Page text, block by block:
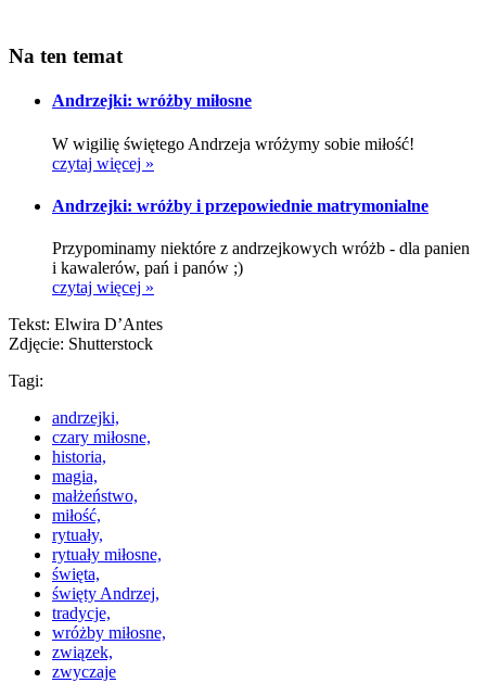
Na ten temat
Andrzejki: wróżby miłosne
W wigilię świętego Andrzeja wróżymy sobie miłość!
czytaj więcej »
Andrzejki: wróżby i przepowiednie matrymonialne
Przypominamy niektóre z andrzejkowych wróżb - dla panien
i kawalerów, pań i panów ;)
czytaj więcej »
Tekst: Elwira D’Antes
Zdjęcie: Shutterstock
Tagi:
andrzejki,
czary miłosne,
historia,
magia,
małżeństwo,
miłość,
rytuały,
rytuały miłosne,
święta,
święty Andrzej,
tradycje,
wróżby miłosne,
związek,
zwyczaje